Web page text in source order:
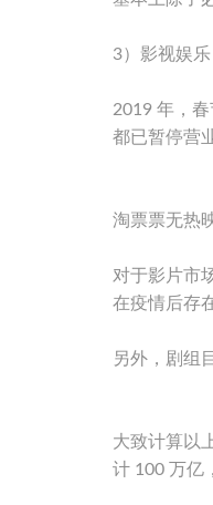
3）影视娱乐
2019 年，
都已暂停营
淘票票无热
对于影片市
在疫情后存
另外，剧组
大致计算以
计 100 万亿